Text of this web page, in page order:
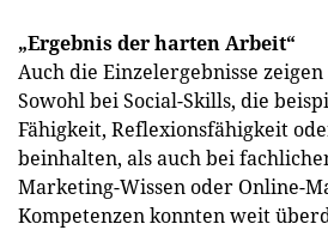
„Ergebnis der harten Arbeit“
Auch die Einzelergebnisse
Sowohl bei Social-Skills, die
Fähigkeit, Reflexionsfähigkeit
beinhalten, als auch bei
Marketing-Wissen oder Online-
Kompetenzen konnten weit